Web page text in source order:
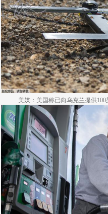
美媒：美国称已向乌克兰提供